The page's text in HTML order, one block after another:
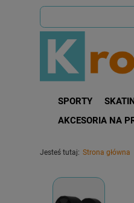
SPORTY
AKCESORIA NA
Jesteś tutaj: Strona główna